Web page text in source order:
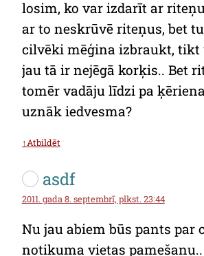
losim, ko var izdarīt ar
ar to neskrūvē riteņus, bet
cilvēki mēģina izbraukt, tikt
jau tā ir nejēgā korķis.. Bet
tomēr vadāju līdzi pa
uznāk iedvesma?
↑Atbildēt
asdf
2011. gada 8. septembrī, plkst. 23:44
Nu jau abiem būs pants par
notikuma vietas pamešanu..